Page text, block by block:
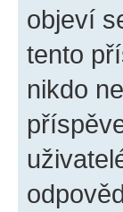
objeví
tento
nikdo